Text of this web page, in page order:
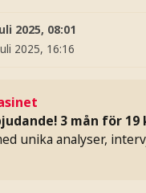
2025, 08:01
2025, 16:16
3 mån för 19
unika analyser,